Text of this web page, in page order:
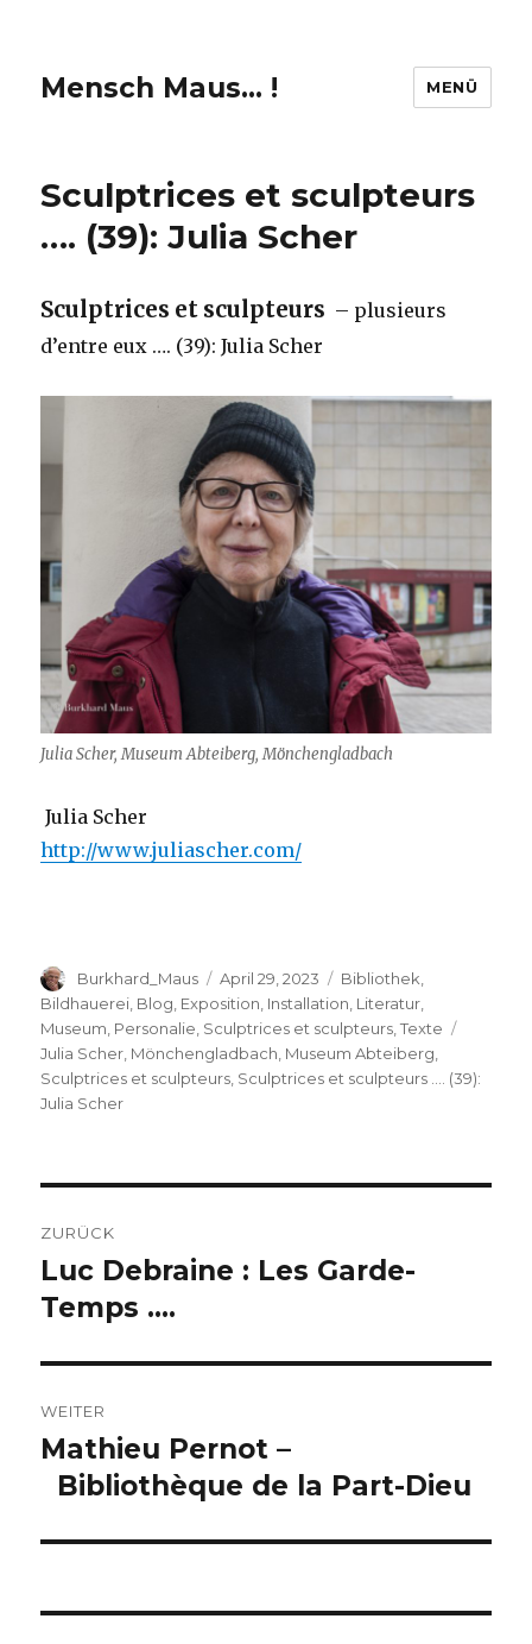
Mensch Maus… ! MENÜ
Sculptrices et sculpteurs
…. (39): Julia Scher
Sculptrices et sculpteurs – plusieurs
d’entre eux …. (39): Julia Scher
Julia Scher, Museum Abteiberg, Mönchengladbach
Julia Scher
http://www.juliascher.com/
Autor
Burkhard_Maus
Veröffentlicht
am
April 29, 2023 Kategorien
Bibliothek,
Bildhauerei, Blog, Exposition, Installation, Literatur,
Museum, Personalie, Sculptrices et sculpteurs,Texte
Julia Scher, Mönchengladbach, Museum Abteiberg,
Sculptrices et sculpteurs, Sculptrices et sculpteurs …. (39):
Julia Scher
ZURÜCK
Vorheriger
Beitrag:
Luc Debraine : Les Garde-
Temps ….
WEITER
Nächster
Beitrag:
Mathieu Pernot –
Bibliothèque de la Part-Dieu